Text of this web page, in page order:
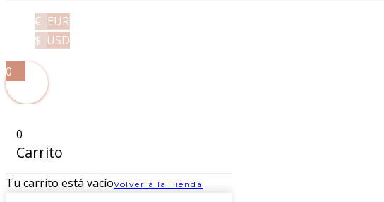
€ EUR
$ USD
0
0
Carrito
Tu carrito está vacíoVolver a la Tienda